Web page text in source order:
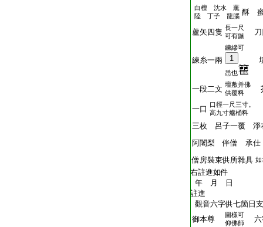
白檀 沈水 薫
陸 丁子 龍腦 酥
蘆矢四隻 長一尺
可有鏃
刀
練糸一兩
練縿可
1
悉也
一段二文 壇敷并佛
供覆料
一口 口徑一尺三寸。
高九寸爐桶料
三枚 呂子一覆 淨
阿闍梨 伴僧 承
僧房裝束供所雜具 如
右註進如件
年 月 日
註進
觀音六字供七箇日
御本尊
圖樣可
仰佛師
六